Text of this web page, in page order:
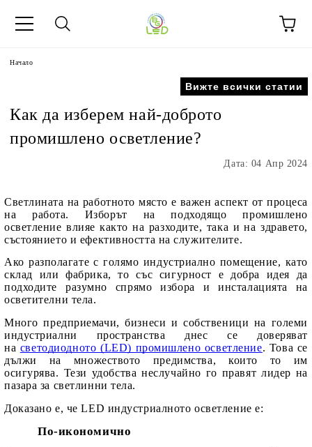
Начало
Вижте всички статии
Как да изберем най-доброто
промишлено осветление?
Дата: 04 Апр 2024
Светлината на работното място е важен аспект от процеса
на работа. Изборът на подходящо промишлено
осветление влияе както на разходите, така и на здравето,
състоянието и ефективността на служителите.
Ако разполагате с голямо индустриално помещение, като
склад или фабрика, то със сигурност е добра идея да
подходите разумно спрямо избора и инсталацията на
осветителни тела.
Много предприемачи, бизнеси и собственици на големи
индустриални пространства днес се доверяват
на светодиодното (LED) промишлено осветление. Това се
дължи на множеството предимства, които то им
осигурява. Тези удобства неслучайно го правят лидер на
пазара за светлинни тела.
Доказано е, че LED индустриалното осветление е:
По-икономично